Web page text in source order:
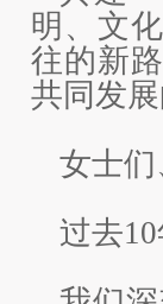
明、文
往的新
共同发展
女士们
过去